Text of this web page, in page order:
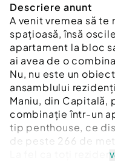
Descriere anunt
A venit vremea să
spațioasă, însă
apartament la bloc
ai avea de o
Nu, nu este un
ansamblului
Maniu, din Capitală,
combinație într-un
tip penthouse, ce
de peste 266 de
La fel ca toți